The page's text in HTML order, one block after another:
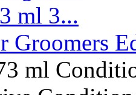
Groomers
ml